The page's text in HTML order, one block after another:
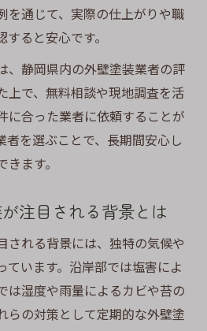
から信頼度を判断する方法
て依頼できる外壁塗装の条
頼性の高い外壁塗装業者
性をチェックする重要ポイ
ぐための比較術
壁塗装業者の比較方法とは
ある失敗と比較の重要性
活用した外壁塗装の比較術
もり比較でチェックしたい
を通じて、実際の仕上がりや職
ると安心です。
、静岡県内の外壁塗装業者の評
上で、無料相談や現地調査を活
に合った業者に依頼することが
者を選ぶことで、長期間安心し
ます。
注目される背景とは
される背景には、独特の気候や
ています。沿岸部では塩害によ
は湿度や雨量によるカビや苔の
らの対策として定期的な外壁塗